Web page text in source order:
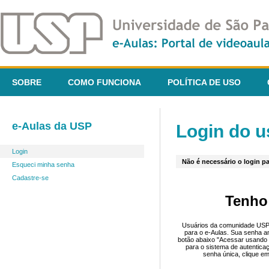
SOBRE COMO FUNCIONA POLÍTICA DE USO
e-Aulas da USP
Login
Esqueci minha senha
Cadastre-se
Login do
Não é necessário o login
Usuários da comunidade
para o e-Aulas. Sua senha
botão abaixo "Acessar
para o sistema de
senha única, clique